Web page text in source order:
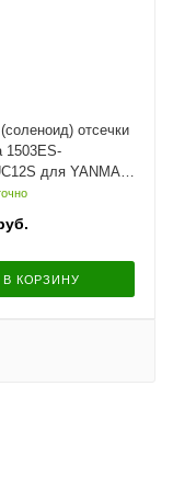
отсечки
1503ES-
для YANMAR,
KUBOTA,
В КОРЗИНУ